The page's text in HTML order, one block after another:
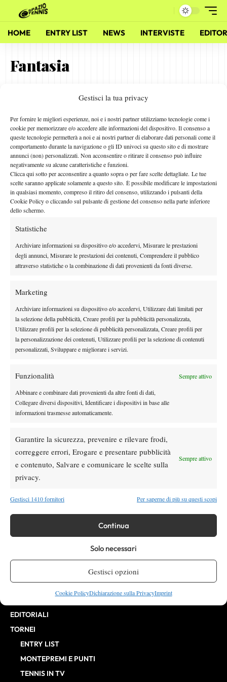
Gestisci la tua privacy
Per fornire le migliori esperienze, noi e i nostri partner utilizziamo tecnologie come i
cookie per memorizzare e/o accedere alle informazioni del dispositivo. Il consenso a
queste tecnologie permetterà a noi e ai nostri partner di elaborare dati personali come il
comportamento durante la navigazione o gli ID univoci su questo sito e di mostrare
annunci (non) personalizzati. Non acconsentire o ritirare il consenso può influire
negativamente su alcune caratteristiche e funzioni.
Clicca qui sotto per acconsentire a quanto sopra o per fare scelte dettagliate. Le tue
scelte saranno applicate solamente a questo sito. È possibile modificare le impostazioni
in qualsiasi momento, compreso il ritiro del consenso, utilizzando i pulsanti della
Cookie Policy o cliccando sul pulsante di gestione del consenso nella parte inferiore
dello schermo.
Statistiche
Archiviare informazioni su dispositivo e/o accedervi, Misurare le prestazioni
degli annunci, Misurare le prestazioni dei contenuti, Comprendere il pubblico
attraverso statistiche o la combinazione di dati provenienti da fonti diverse.
Marketing
Archiviare informazioni su dispositivo e/o accedervi, Utilizzare dati limitati per
la selezione della pubblicità, Creare profili per la pubblicità personalizzata,
Utilizzare profili per la selezione di pubblicità personalizzata, Creare profili per
la personalizzazione dei contenuti, Utilizzare profili per la selezione di contenuti
personalizzati, Sviluppare e migliorare i servizi.
Funzionalità Sempre attivo
Abbinare e combinare dati provenienti da altre fonti di dati,
Collegare diversi dispositivi, Identificare i dispositivi in base alle
informazioni trasmesse automaticamente.
Garantire la sicurezza, prevenire e rilevare frodi,
correggere errori, Erogare e presentare pubblicità
e contenuto, Salvare e comunicare le scelte sulla
privacy.
Sempre attivo
Gestisci 1410 fornitori Per saperne di più su questi scopi
Continua
Solo necessari
Gestisci opzioni
Cookie PolicyDichiarazione sulla PrivacyImprint
HOME ENTRY LIST NEWS INTERVISTE
Fantasia
27 Dicembre 2010
Roberto Commentucci
Facebook
Instagram
Testata giornalisticaSpazio Tennis
Editore:VIBES MEDIA SRL, P.iva 14250480960
Direttore Responsabile: Alessandro Nizegorodcew
HOME
ENTRY LIST
NEWS
BILLIE JEAN KING CUP
ATP FINALS
EDITORIALI
TORNEI
ENTRY LIST
MONTEPREMI E PUNTI
TENNIS IN TV